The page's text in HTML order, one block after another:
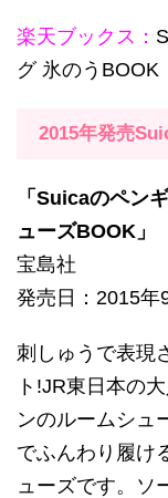
楽天ブックス：
グ 氷のうBOOK
2015年発売
「Suicaのペン
ューズBOOK」
宝島社
発売日：2015年
刺しゅうで表現
ト!JR東日本の
ンのルームシュ
でふんわり履け
ューズです。ソ